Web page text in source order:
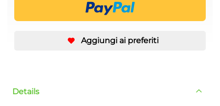
Aggiungi ai preferiti
Details